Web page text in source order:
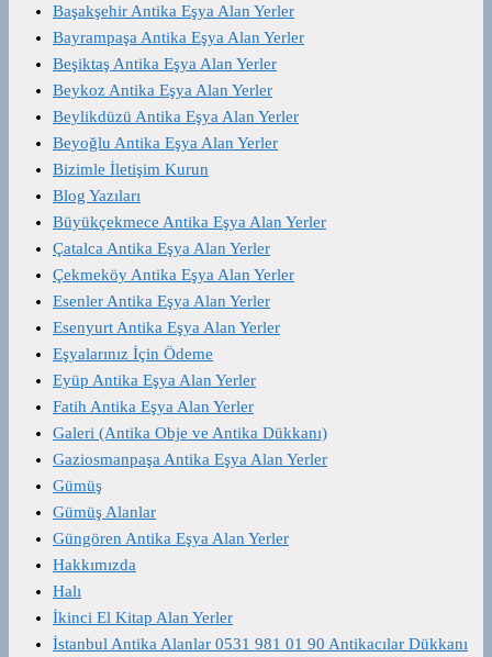
Başakşehir Antika Eşya Alan Yerler
Bayrampaşa Antika Eşya Alan Yerler
Beşiktaş Antika Eşya Alan Yerler
Beykoz Antika Eşya Alan Yerler
Beylikdüzü Antika Eşya Alan Yerler
Beyoğlu Antika Eşya Alan Yerler
Bizimle İletişim Kurun
Blog Yazıları
Büyükçekmece Antika Eşya Alan Yerler
Çatalca Antika Eşya Alan Yerler
Çekmeköy Antika Eşya Alan Yerler
Esenler Antika Eşya Alan Yerler
Esenyurt Antika Eşya Alan Yerler
Eşyalarınız İçin Ödeme
Eyüp Antika Eşya Alan Yerler
Fatih Antika Eşya Alan Yerler
Galeri (Antika Obje ve Antika Dükkanı)
Gaziosmanpaşa Antika Eşya Alan Yerler
Gümüş
Gümüş Alanlar
Güngören Antika Eşya Alan Yerler
Hakkımızda
Halı
İkinci El Kitap Alan Yerler
İstanbul Antika Alanlar 0531 981 01 90 Antikacılar Dükkanı